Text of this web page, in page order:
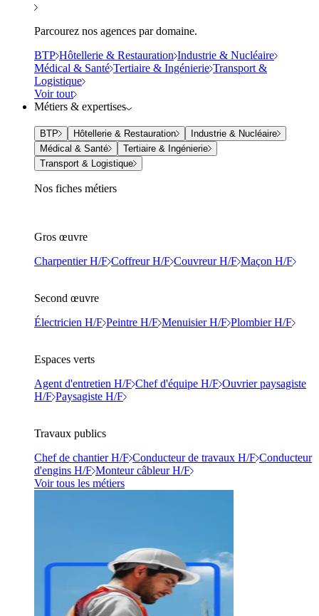
Parcourez nos agences par domaine.
BTP Hôtellerie & Restauration Industrie & Nucléaire
Médical & Santé Tertiaire & Ingénierie Transport &
Logistique
Voir tout
Métiers & expertises
BTP Hôtellerie & Restauration
Industrie & Nucléaire
Médical & Santé
Tertiaire & Ingénierie
Transport & Logistique
Nos fiches métiers
Gros œuvre
Charpentier H/F Coffreur H/F Couvreur H/F Maçon H/F
Second œuvre
Électricien H/F Peintre H/F Menuisier H/F Plombier H/F
Espaces verts
Agent d'entretien H/F Chef d'équipe H/F Ouvrier paysagiste
H/F Paysagiste H/F
Travaux publics
Chef de chantier H/F Conducteur de travaux H/F Conducteur
d'engins H/F Monteur câbleur H/F
Voir tous les métiers